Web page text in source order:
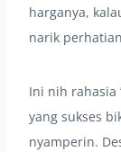
harganya,
narik
Ini nih rahasia
yang sukses
nyamperin.